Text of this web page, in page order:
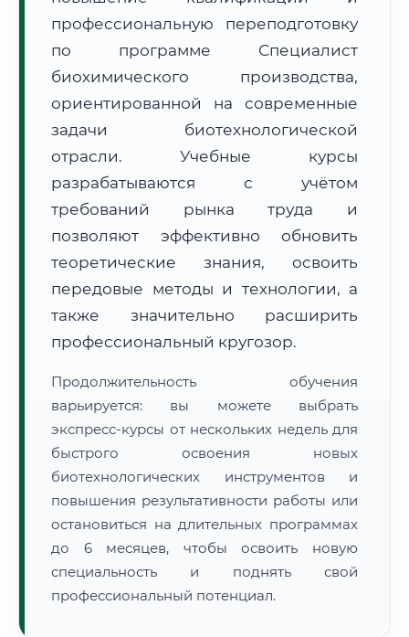
Расчет логистики оригиналов:
• Экспресс-доставка СДЭК / Почтой:2–3 рабочих дня
📜 Документы и аккредитация
🔍Нажмите на документ для увеличения и просмотра
профессиональную переподготовку
по программе Специалист
биохимического производства,
ориентированной на современные
задачи биотехнологической
отрасли. Учебные курсы
разрабатываются с учётом
требований рынка труда и
позволяют эффективно обновить
теоретические знания, освоить
передовые методы и технологии, а
также значительно расширить
профессиональный кругозор.
Продолжительность обучения
варьируется: вы можете выбрать
экспресс-курсы от нескольких недель для
быстрого освоения новых
биотехнологических инструментов и
повышения результативности работы или
остановиться на длительных программах
до 6 месяцев, чтобы освоить новую
специальность и поднять свой
профессиональный потенциал.